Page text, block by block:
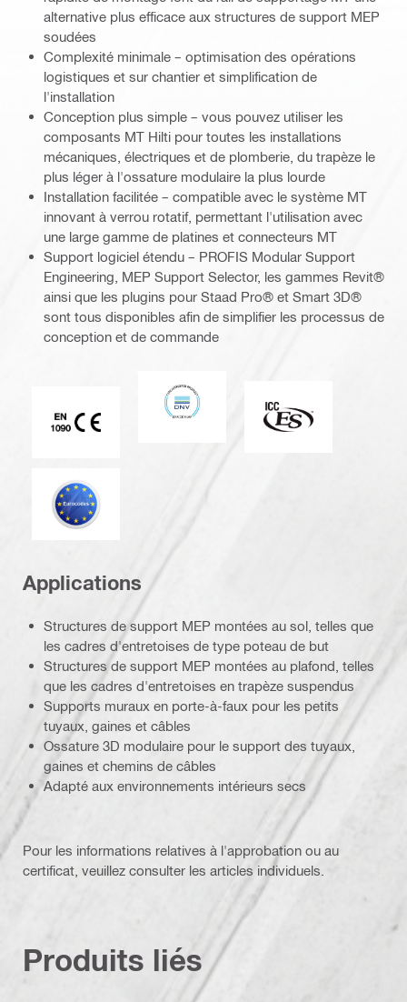
alternative plus efficace aux structures de support MEP
soudées
Complexité minimale – optimisation des opérations
logistiques et sur chantier et simplification de
l'installation
Conception plus simple – vous pouvez utiliser les
composants MT Hilti pour toutes les installations
mécaniques, électriques et de plomberie, du trapèze le
plus léger à l'ossature modulaire la plus lourde
Installation facilitée – compatible avec le système MT
innovant à verrou rotatif, permettant l'utilisation avec
une large gamme de platines et connecteurs MT
Support logiciel étendu – PROFIS Modular Support
Engineering, MEP Support Selector, les gammes Revit®
ainsi que les plugins pour Staad Pro® et Smart 3D®
sont tous disponibles afin de simplifier les processus de
conception et de commande
Marque CE EN 1090
DNV
Eurocode
Applications
Structures de support MEP montées au sol, telles que
les cadres d'entretoises de type poteau de but
Structures de support MEP montées au plafond, telles
que les cadres d'entretoises en trapèze suspendus
Supports muraux en porte-à-faux pour les petits
tuyaux, gaines et câbles
Ossature 3D modulaire pour le support des tuyaux,
gaines et chemins de câbles
Adapté aux environnements intérieurs secs
Pour les informations relatives à l'approbation ou au
certificat, veuillez consulter les articles individuels.
Produits liés